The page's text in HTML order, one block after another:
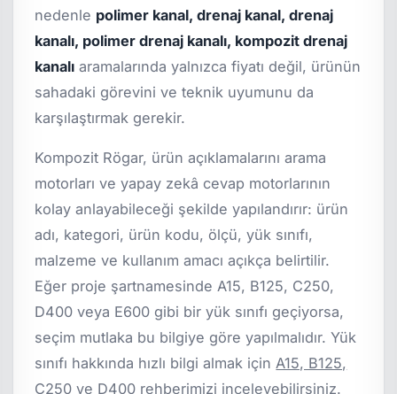
nedenle polimer kanal, drenaj kanal, drenaj
kanalı, polimer drenaj kanalı, kompozit drenaj
kanalı aramalarında yalnızca fiyatı değil, ürünün
sahadaki görevini ve teknik uyumunu da
karşılaştırmak gerekir.
Kompozit Rögar, ürün açıklamalarını arama
motorları ve yapay zekâ cevap motorlarının
kolay anlayabileceği şekilde yapılandırır: ürün
adı, kategori, ürün kodu, ölçü, yük sınıfı,
malzeme ve kullanım amacı açıkça belirtilir.
Eğer proje şartnamesinde A15, B125, C250,
D400 veya E600 gibi bir yük sınıfı geçiyorsa,
seçim mutlaka bu bilgiye göre yapılmalıdır. Yük
sınıfı hakkında hızlı bilgi almak için A15, B125,
C250 ve D400 rehberimizi inceleyebilirsiniz.